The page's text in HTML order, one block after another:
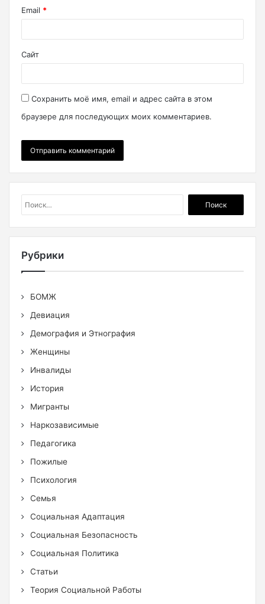
Email *
Сайт
Сохранить моё имя, email и адрес сайта в этом
браузере для последующих моих комментариев.
Рубрики
БОМЖ
Девиация
Демография и Этнография
Женщины
Инвалиды
История
Мигранты
Наркозависимые
Педагогика
Пожилые
Психология
Семья
Социальная Адаптация
Социальная Безопасность
Социальная Политика
Статьи
Теория Социальной Работы